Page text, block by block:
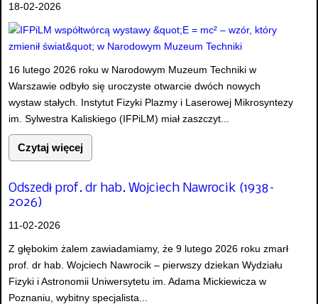
18-02-2026
16 lutego 2026 roku w Narodowym Muzeum Techniki w
Warszawie odbyło się uroczyste otwarcie dwóch nowych
wystaw stałych. Instytut Fizyki Plazmy i Laserowej Mikrosyntezy
im. Sylwestra Kaliskiego (IFPiLM) miał zaszczyt...
Czytaj więcej
Odszedł prof. dr hab. Wojciech Nawrocik (1938–
2026)
11-02-2026
Z głębokim żalem zawiadamiamy, że 9 lutego 2026 roku zmarł
prof. dr hab. Wojciech Nawrocik – pierwszy dziekan Wydziału
Fizyki i Astronomii Uniwersytetu im. Adama Mickiewicza w
Poznaniu, wybitny specjalista...